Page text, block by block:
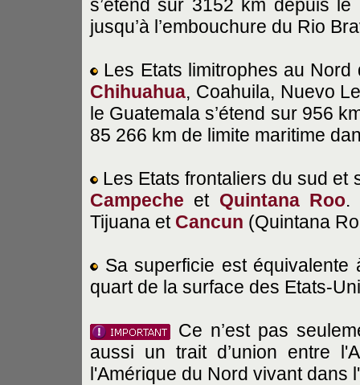
s’étend sur 3152 km depuis
jusqu’à l’embouchure du Rio
Les Etats limitrophes au
Chihuahua, Coahuila, Nuevo
le Guatemala s’étend sur 956
85 266 km de limite maritime
Les Etats frontaliers du sud
Campeche et Quintana Roo.
Tijuana et Cancun (Quintana
Sa superficie est
quart de la surface des Etats-
Ce n’est pas
aussi un trait d’union entre
l'Amérique du Nord vivant dans